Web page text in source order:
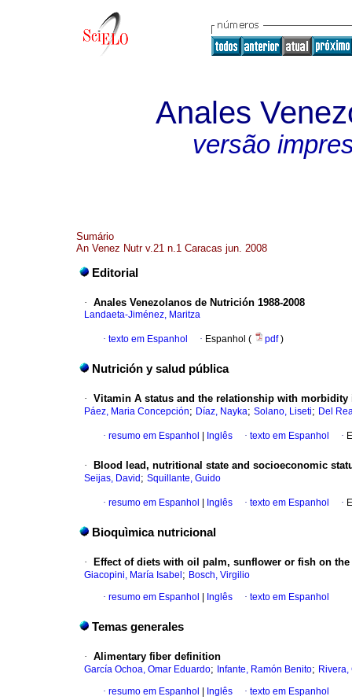
Anales
versão
Sumário
An Venez Nutr v.21 n.1 Caracas jun. 2008
Editorial
· Anales Venezolanos de Nutrición 1988-2008
Landaeta-Jiménez, Maritza
· texto em Espanhol · Espanhol ( pdf)
Nutrición y salud pública
· Vitamin A status and the relationship with
Páez, Maria Concepción; Díaz, Nayka; Solano, Liseti; Del
· resumo em Espanhol Inglês · texto em Espanhol ·
· Blood lead, nutritional state and socioeconomic
Seijas, David ; Squillante, Guido
· resumo em Espanhol Inglês · texto em Espanhol ·
Bioquìmica nutricional
· Effect of diets with oil palm, sunflower or fish on
Giacopini, María Isabel ; Bosch, Virgilio
· resumo em Espanhol Inglês · texto em Espanhol
Temas generales
· Alimentary fiber definition
García Ochoa, Omar Eduardo; Infante, Ramón Benito;
· resumo em Espanhol Inglês · texto em Espanhol